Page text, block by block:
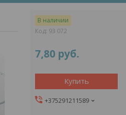
В наличии
Код: 93 072
7,80 руб.
Купить
+375291211589